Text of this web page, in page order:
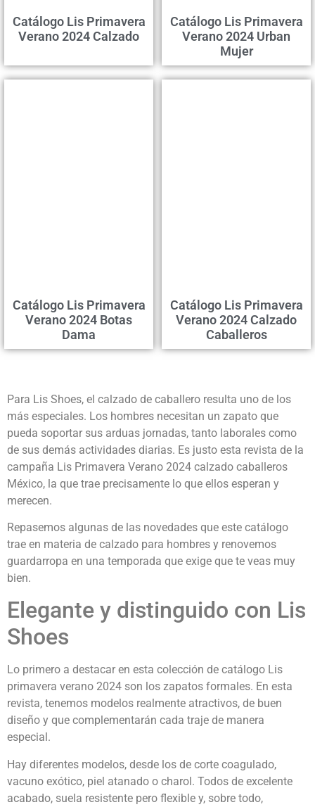
Catálogo Lis Primavera
Verano 2024 Calzado
Catálogo Lis Primavera
Verano 2024 Urban
Mujer
Catálogo Lis Primavera
Verano 2024 Botas
Dama
Catálogo Lis Primavera
Verano 2024 Calzado
Caballeros
Para Lis Shoes, el calzado de caballero resulta uno de los
más especiales. Los hombres necesitan un zapato que
pueda soportar sus arduas jornadas, tanto laborales como
de sus demás actividades diarias. Es justo esta revista de la
campaña Lis Primavera Verano 2024 calzado caballeros
México, la que trae precisamente lo que ellos esperan y
merecen.
Repasemos algunas de las novedades que este catálogo
trae en materia de calzado para hombres y renovemos
guardarropa en una temporada que exige que te veas muy
bien.
Elegante y distinguido con Lis
Shoes
Lo primero a destacar en esta colección de catálogo Lis
primavera verano 2024 son los zapatos formales. En esta
revista, tenemos modelos realmente atractivos, de buen
diseño y que complementarán cada traje de manera
especial.
Hay diferentes modelos, desde los de corte coagulado,
vacuno exótico, piel atanado o charol. Todos de excelente
acabado, suela resistente pero flexible y, sobre todo,